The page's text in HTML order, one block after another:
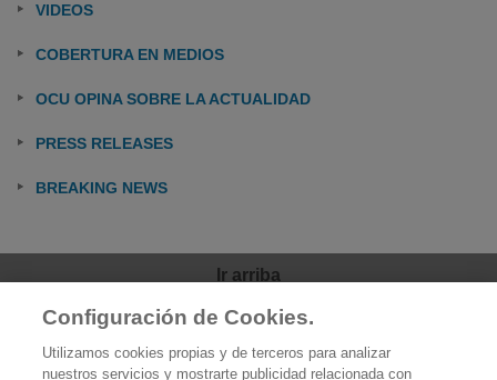
VIDEOS
COBERTURA EN MEDIOS
OCU OPINA SOBRE LA ACTUALIDAD
PRESS RELEASES
BREAKING NEWS
Ir arriba
OCU
Quiénes somos
Configuración de Cookies.
Utilizamos cookies propias y de terceros para analizar
nuestros servicios y mostrarte publicidad relacionada con